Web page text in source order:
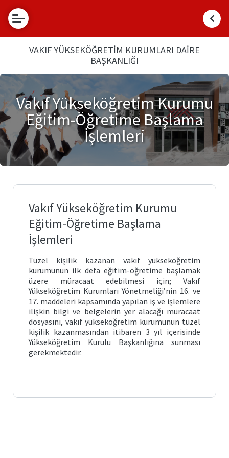
Misyon
ve
Vizyon
Vakıf
Yükseköğretim
Kurumu
Kuruluş
İşlemleri
Vakıf
Yükseköğretim
Kurumu
Eğitim-
Başlama
Mütevelli
Heyet
Taahhüt
Teminat
Hesabı
Vakıf
Üniversitesi-
Özel
Hastane
Birliği
Mevzuatına
Bilgi
Bankası
Mevzuat
VAKIF YÜKSEKÖĞRETİM KURUMLARI DAİRE
BAŞKANLIĞI
Vakıf Yükseköğretim Kurumu
Eğitim-Öğretime Başlama
İşlemleri
Vakıf Yükseköğretim Kurumu
Eğitim-Öğretime Başlama
İşlemleri
Tüzel kişilik kazanan vakıf yükseköğretim
kurumunun ilk defa eğitim-öğretime başlamak
üzere müracaat edebilmesi için; Vakıf
Yükseköğretim Kurumları Yönetmeliği’nin 16. ve
17. maddeleri kapsamında yapılan iş ve işlemlere
ilişkin bilgi ve belgelerin yer alacağı müracaat
dosyasını, vakıf yükseköğretim kurumunun tüzel
kişilik kazanmasından itibaren 3 yıl içerisinde
Yükseköğretim Kurulu Başkanlığına sunması
gerekmektedir.